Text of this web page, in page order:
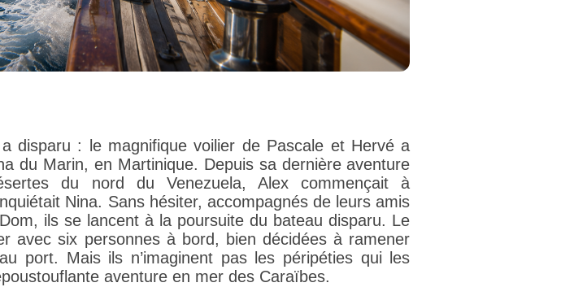
a disparu : le magnifique voilier de Pascale et Hervé a
du Marin, en Martinique. Depuis sa dernière aventure
du nord du Venezuela, Alex commençait à
Nina. Sans hésiter, accompagnés de leurs amis
ils se lancent à la poursuite du bateau disparu. Le
avec six personnes à bord, bien décidées à ramener
au port. Mais ils n’imaginent pas les péripéties qui les
aventure en mer des Caraïbes.